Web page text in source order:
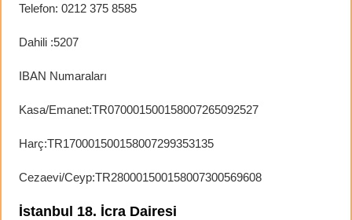
Telefon: 0212 375 8585
Dahili :5207
IBAN Numaraları
Kasa/Emanet:TR070001500158007265092527
Harç:TR170001500158007299353135
Cezaevi/Ceyp:TR280001500158007300569608
İstanbul 18. İcra Dairesi